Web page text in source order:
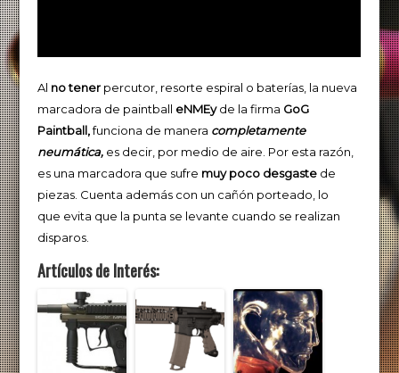
Al no tener percutor, resorte espiral o baterías, la nueva
marcadora de paintball eNMEyde la firma GoG
Paintball,funciona de manera completamente
neumática, es decir, por medio de aire. Por esta razón,
es una marcadora que sufre muy poco desgaste de
piezas. Cuenta además con un cañón porteado, lo
que evita que la punta se levante cuando se realizan
disparos.
Artículos de Interés: